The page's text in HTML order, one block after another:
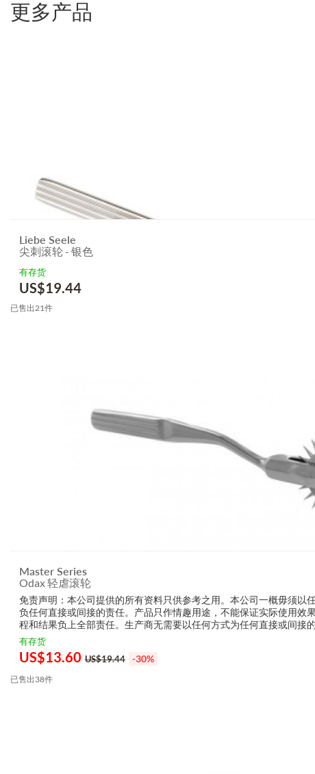
更多产品
Liebe Seele
尖刺滚轮 - 银色
有存货
US$19.44
已售出21件
Master Series
Odax 轻虐滚轮
免责声明：本公司提供的所有资料只供参考之用。本公司一概毋须以
负任何直接或间接的责任。产品只作情趣用途，不能保证实际使用效
程和结果负上全部责任。生产商无需要以任何方式为任何直接或间接
的损毁，受伤或者任何伤害。
有存货
US$13.60 US$19.44 -30%
已售出38件